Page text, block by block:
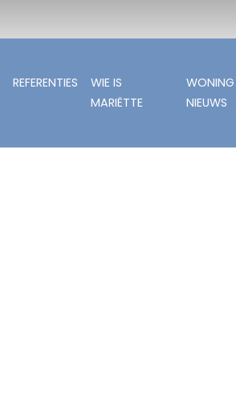
REFERENTIES
WIE IS
MARIËTTE
WONING
NIEUWS